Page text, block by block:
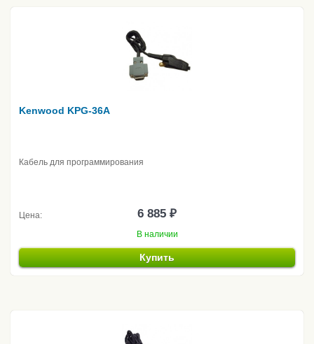
Kenwood KPG-36A
Кабель для программирования
Цена: 6 885 ₽
В наличии
Купить